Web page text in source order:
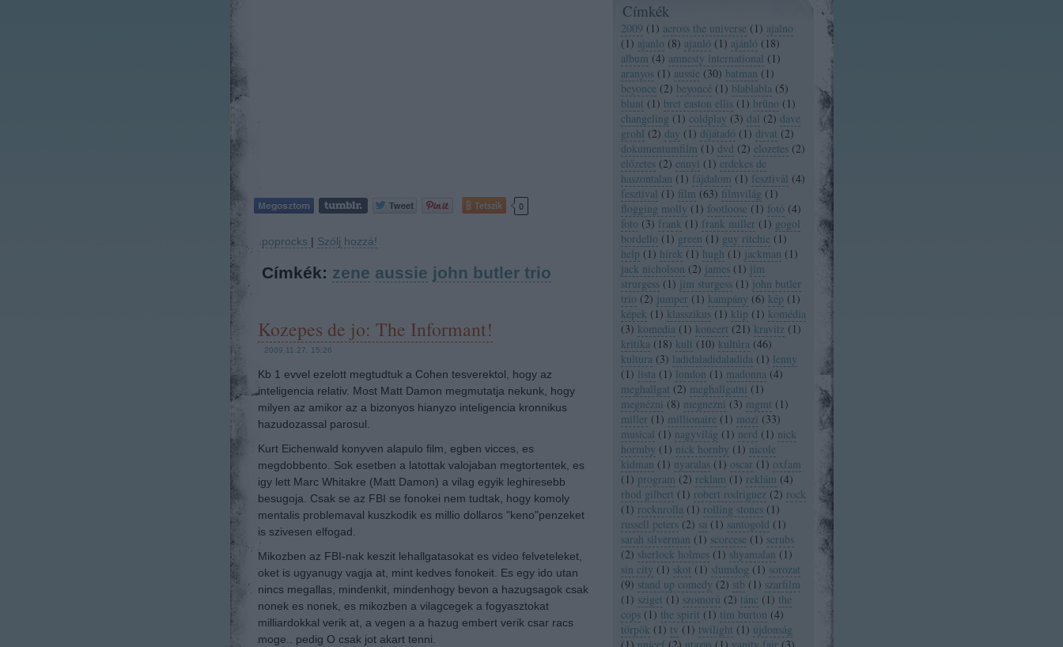
Tetszik 0
poprocks | Szólj hozzá!
Címkék: zene aussie john butler trio
Kozepes de jo: The Informant!
2009.11.27. 15:26
Kb 1 evvel ezelott megtudtuk a Cohen tesverektol, hogy az
inteligencia relativ. Most Matt Damon megmutatja nekunk, hogy
milyen az amikor az a bizonyos hianyzo inteligencia kronnikus
hazudozassal parosul.
Kurt Eichenwald konyven alapulo film, egben vicces, es
megdobbento. Sok esetben a latottak valojaban megtortentek, es
igy lett Marc Whitakre (Matt Damon) a vilag egyik leghiresebb
besugoja. Csak se az FBI se fonokei nem tudtak, hogy komoly
mentalis problemaval kuszkodik es millio dollaros "keno"penzeket
is szivesen elfogad.
Mikozben az FBI-nak keszit lehallgatasokat es video felveteleket,
oket is ugyanugy vagja at, mint kedves fonokeit. Es egy ido utan
nincs megallas, mindenkit, mindenhogy bevon a hazugsagok csak
nonek es nonek, es mikozben a vilagcegek a fogyasztokat
milliardokkal verik at, a vegen a a hazug embert verik csar racs
moge.. pedig O csak jot akart tenni.
Címkék
2009 ( 1 ) across the universe ( 1 ) ajalno
( 1 ) ajanlo (8) ajanló ( 1 ) ajánló ( 18)
album (4) amnesty international ( 1 )
aranyos ( 1 ) aussie (30) batman ( 1 )
beyonce (2) beyoncé ( 1 ) blablabla (5)
blunt ( 1 ) bret easton ellis ( 1 ) brüno ( 1 )
changeling ( 1 ) coldplay (3) dal (2) dave
grohl (2) day ( 1 ) díjátadó ( 1 ) divat (2)
dokumentumfilm ( 1 ) dvd (2) elozetes (2)
előzetes (2) ennyi ( 1 ) erdekes de
haszontalan ( 1 ) fájdalom ( 1 ) fesztivál (4)
fesztival ( 1 ) film (63) filmvilág ( 1 )
flogging molly ( 1 ) footloose ( 1 ) fotó (4)
foto (3) frank ( 1 ) frank miller ( 1 ) gogol
bordello ( 1 ) green ( 1 ) guy ritchie ( 1 )
help ( 1 ) hírek ( 1 ) hugh ( 1 ) jackman ( 1 )
jack nicholson (2) james ( 1 ) jim
strurgess ( 1 ) jim sturgess ( 1 ) john butler
trio (2) jumper ( 1 ) kampány (6) kép ( 1 )
képek ( 1 ) klasszikus ( 1 ) klip ( 1 ) komédia
(3) komedia ( 1 ) koncert (21 ) kravitz ( 1 )
kritika ( 18) kult ( 10) kultúra (46)
kultura (3) ladidaladidaladida ( 1 ) lenny
( 1 ) lista ( 1 ) london ( 1 ) madonna (4)
meghallgat (2) meghallgatni ( 1 )
megnézni (8) megnezni (3) mgmt ( 1 )
miller ( 1 ) millionaire ( 1 ) mozi (33)
musical ( 1 ) nagyvilág ( 1 ) nerd ( 1 ) nick
hormby ( 1 ) nick hornby ( 1 ) nicole
kidman ( 1 ) nyaralas ( 1 ) oscar ( 1 ) oxfam
( 1 ) program (2) reklam ( 1 ) reklám (4)
rhod gilbert ( 1 ) robert rodriguez (2) rock
( 1 ) rocknrolla ( 1 ) rolling stones ( 1 )
russell peters (2) sa ( 1 ) santogold ( 1 )
sarah silverman ( 1 ) scorcese ( 1 ) scrubs
(2) sherlock holmes ( 1 ) shyamalan ( 1 )
sin city ( 1 ) skot ( 1 ) slumdog ( 1 ) sorozat
(9) stand up comedy (2) stb ( 1 ) szarfilm
( 1 ) sziget ( 1 ) szomorú (2) tánc ( 1 ) the
cops ( 1 ) the spirit ( 1 ) tim burton (4)
törpök ( 1 ) tv ( 1 ) twilight ( 1 ) újdonság